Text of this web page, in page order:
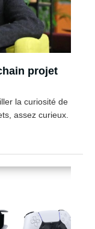
projet
la curiosité de
assez curieux.